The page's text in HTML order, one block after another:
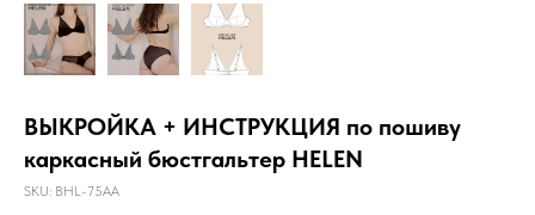
ВЫКРОЙКА + ИНСТРУКЦИЯ по пошиву
каркасный бюстгальтер HELEN
SKU: BHL-75AA